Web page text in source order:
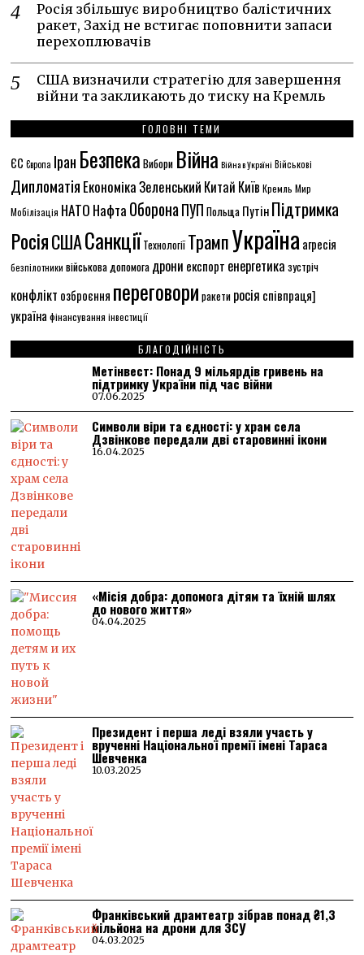
Росія збільшує виробництво балістичних
ракет, Захід не встигає поповнити запаси
перехоплювачів
США визначили стратегію для завершення
війни та закликають до тиску на Кремль
ГОЛОВНІ ТЕМИ
ЄС Європа Іран Безпека Вибори Війна Війна в Україні Військові
Дипломатія ЕкономікаЗеленський Китай Київ Кремль Мир
Мобілізація НАТО Нафта ОборонаПУП Польща ПутінПідтримка
РосіяСШАСанкціїТехнологіїТрампУкраїна агресія
безпілотники військова допомога дрони експорт енергетика зустріч
конфлікт озброєння переговори ракети росія співпраця]
україна фінансування інвестиції
БЛАГОДІЙНІСТЬ
Метінвест: Понад 9 мільярдів гривень на
підтримку України під час війни
07.06.2025
Символи віри та єдності: у храм села
Дзвінкове передали дві старовинні ікони
16.04.2025
«Місія добра: допомога дітям та їхній шлях
до нового життя»
04.04.2025
Президент і перша леді взяли участь у
врученні Національної премії імені Тараса
Шевченка
10.03.2025
Франківський драмтеатр зібрав понад ₴1,3
мільйона на дрони для ЗСУ
04.03.2025